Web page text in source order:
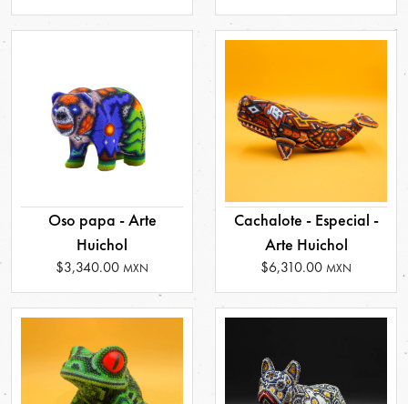
Oso papa - Arte
Huichol
$3,340.00 MXN
Cachalote - Especial -
Arte Huichol
$6,310.00 MXN